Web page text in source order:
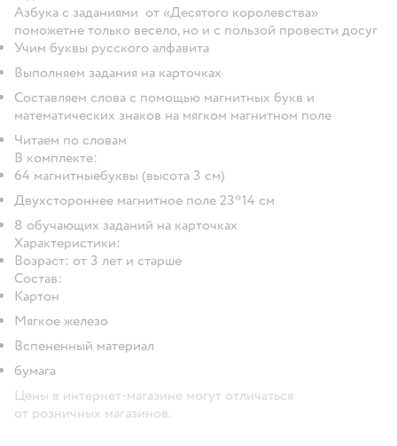
Азбука с заданиями от «Десятого королевства»
поможетне только весело, но и с пользой провести досуг
Учим буквы русского алфавита
Выполняем задания на карточках
Составляем слова с помощью магнитных букв и
математических знаков на мягком магнитном поле
Читаем по словам
В комплекте:
64 магнитныебуквы (высота 3 см)
Двухстороннее магнитное поле 23*14 см
8 обучающих заданий на карточках
Характеристики:
Возраст: от 3 лет и старше
Состав:
Картон
Мягкое железо
Вспененный материал
бумага
Цены в интернет-магазине могут отличаться
от розничных магазинов.